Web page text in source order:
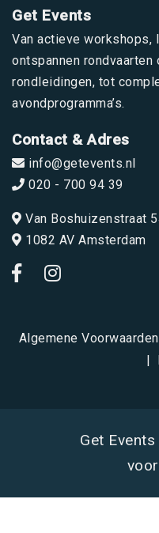
Get Events
Van actieve workshops,
ontspannen
rondleidingen, tot
avondprogramma’s.
Contact & Adres
info@getevents.nl
020 - 700 94 39
Van Boshuizenstraat
1082 AV Amsterdam
Algemene Voorwaarden
Get